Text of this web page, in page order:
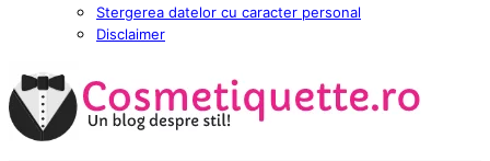
Stergerea datelor cu caracter personal
Disclaimer